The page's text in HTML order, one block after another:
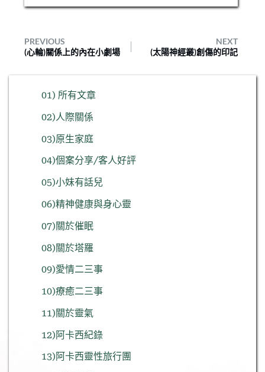
PREVIOUS
NEXT
(心輪)關係上的內在小劇場
(太陽神經叢)創傷的印記
01) 所有文章
02)人際關係
03)原生家庭
04)個案分享/客人好評
05)小妹有話兒
06)精神健康與身心靈
07)關於催眠
08)關於塔羅
09)愛情二三事
10)療癒二三事
11)關於靈氣
12)阿卡西紀錄
13)阿卡西靈性旅行團